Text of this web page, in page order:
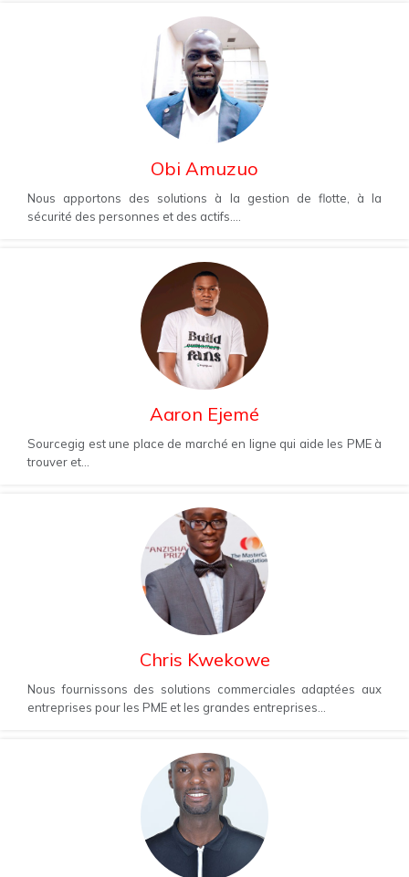
Obi Amuzuo
Nous apportons des solutions à la gestion de flotte, à la
sécurité des personnes et des actifs....
Aaron Ejemé
Sourcegig est une place de marché en ligne qui aide les PME à
trouver et...
Chris Kwekowe
Nous fournissons des solutions commerciales adaptées aux
entreprises pour les PME et les grandes entreprises...